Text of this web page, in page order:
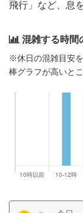
飛行」など、息
混雑する時間
※休日の混雑目安を
棒グラフが高いと